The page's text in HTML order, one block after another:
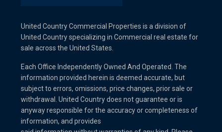
United Country Commercial Properties is a division of
United Country specializing in Commercial real estate for
sale across the United States.
Each Office Independently Owned And Operated. The
information provided herein is deemed accurate, but
subject to errors, omissions, price changes, prior sale or
withdrawal. United Country does not guarantee or is
anyway responsible for the accuracy or completeness of
information, and provides